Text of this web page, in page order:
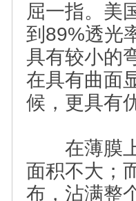
屈一指。美
到89%透光
具有较小的
在具有曲面
候，更具有
在薄膜上
面积不大；
布，沾满整